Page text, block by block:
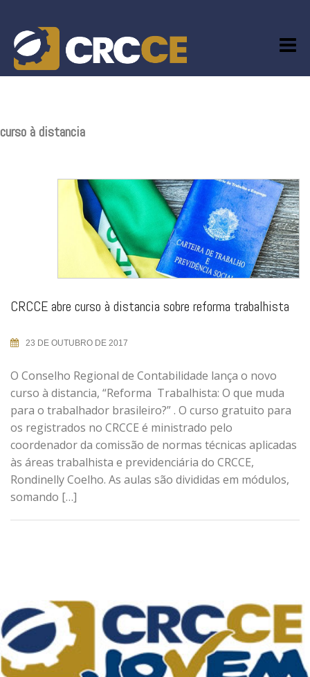
content
curso à distancia
CRCCE abre curso à distancia sobre reforma trabalhista
23 DE OUTUBRO DE 2017
O Conselho Regional de Contabilidade lança o novo
curso à distancia, “Reforma Trabalhista: O que muda
para o trabalhador brasileiro?” . O curso gratuito para
os registrados no CRCCE é ministrado pelo
coordenador da comissão de normas técnicas aplicadas
às áreas trabalhista e previdenciária do CRCCE,
Rondinelly Coelho. As aulas são divididas em módulos,
somando […]